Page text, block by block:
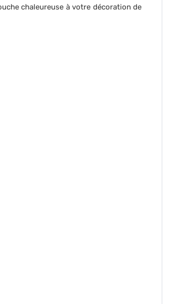
chaleureuse à votre décoration de